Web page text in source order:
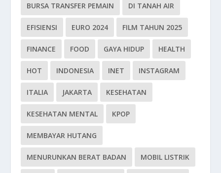
BURSA TRANSFER PEMAIN DI TANAH AIR
EFISIENSI EURO 2024 FILM TAHUN 2025
FINANCE FOOD GAYA HIDUP HEALTH
HOT INDONESIA INET INSTAGRAM
ITALIA JAKARTA KESEHATAN
KESEHATAN MENTAL KPOP
MEMBAYAR HUTANG
MENURUNKAN BERAT BADAN MOBIL LISTRIK